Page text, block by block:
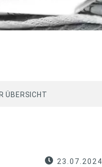
ÜBERSICHT
23.07.2024